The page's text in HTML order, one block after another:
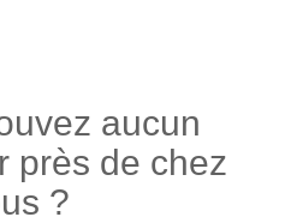
aucun
près de chez
?